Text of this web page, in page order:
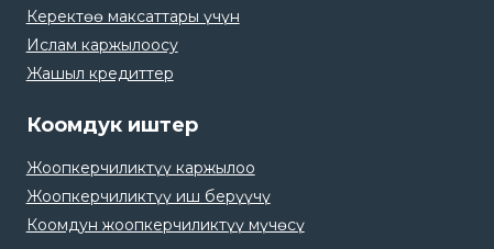
Керектөө максаттары үчүн
Ислам каржылоосу
Жашыл кредиттер
Коомдук иштер
Жоопкерчиликтүү каржылоо
Жоопкерчиликтүү иш берүүчү
Коомдун жоопкерчиликтүү мүчөсү